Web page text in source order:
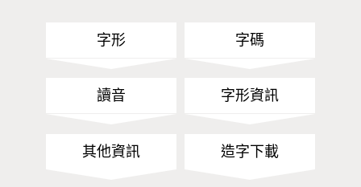
字形 字碼
讀音 字形資訊
其他資訊 造字下載